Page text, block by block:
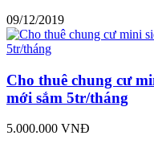
09/12/2019
Cho thuê chung cư
mới sắm 5tr/tháng
5.000.000 VNĐ